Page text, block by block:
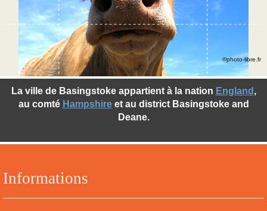
Informations
La ville de Basingstoke appartient à la nation England ,
au comté Hampshireet au district Basingstoke and
Deane.
©photo-libre.fr